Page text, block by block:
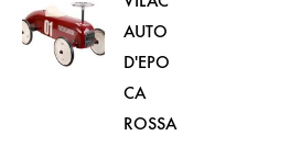
AUTO
D'EPO
CA
ROSSA